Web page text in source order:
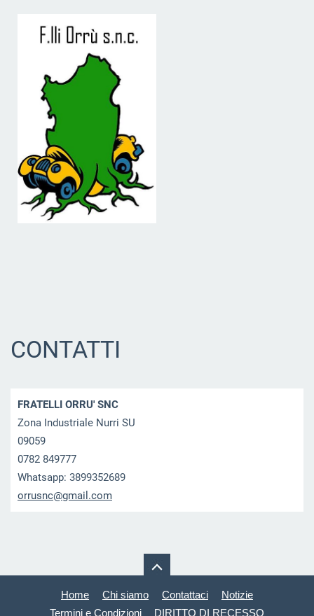
CONTATTI
FRATELLI ORRU' SNC
Zona Industriale Nurri SU
09059
0782 849777
Whatsapp: 3899352689
orrusnc@gmail.com
Home Chi siamo Contattaci
Notizie
Termini e Condizioni
DIRITTO DI RECESSO